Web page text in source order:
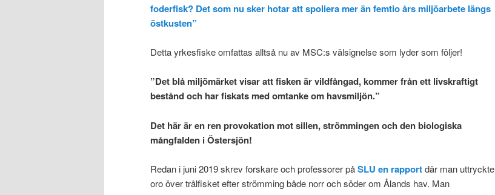
foderfisk? Det som nu sker hotar att spoliera mer än femtio års miljöarbete längs
östkusten”
Detta yrkesfiske omfattas alltså nu av MSC:s välsignelse som lyder som följer!
”Det blå miljömärket visar att fisken är vildfångad, kommer från ett livskraftigt
bestånd och har fiskats med omtanke om havsmiljön.”
Det här är en ren provokation mot sillen, strömmingen och den biologiska
mångfalden i Östersjön!
Redan i juni 2019 skrev forskare och professorer påSLU en rapportdär man uttryckte
oro över trålfisket efter strömming både norr och söder om Ålands hav. Man